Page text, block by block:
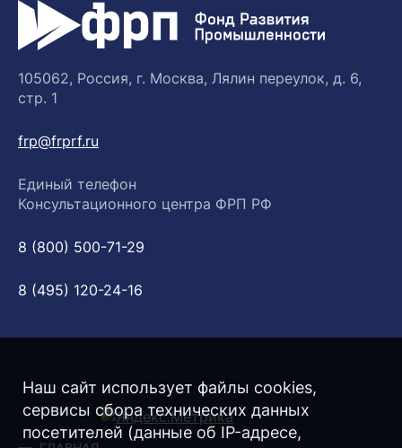
105062, Россия, г. Москва, Лялин переулок, д. 6,
стр. 1
frp@frprf.ru
Единый телефон
Консультационного центра ФРП РФ
8 (800) 500-71-29
8 (495) 120-24-16
Наш сайт использует файлы cookies,
сервисы сбора технических данных
посетителей (данные об IP-адресе,